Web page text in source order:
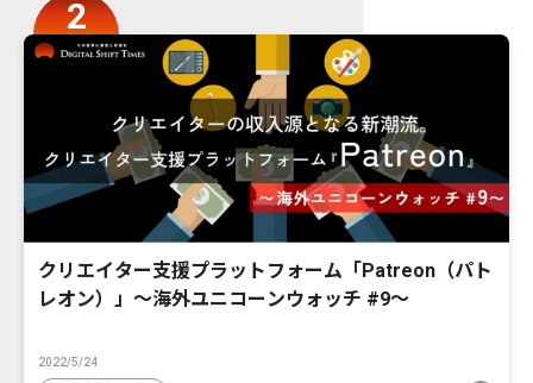
クリエイター支援プラットフォーム「Patreon（パト
レオン）」〜海外ユニコーンウォッチ #9〜
2022/5/24